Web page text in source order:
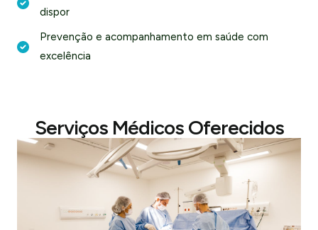
dispor
Prevenção e acompanhamento em saúde com
excelência
Serviços Médicos Oferecidos